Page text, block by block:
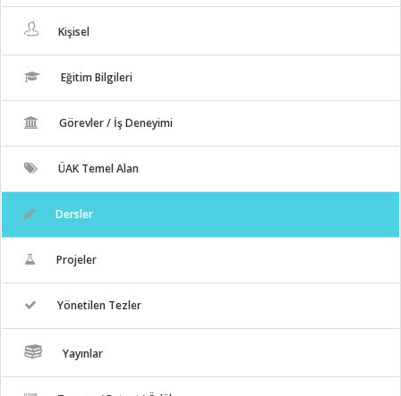
Kişisel
Eğitim Bilgileri
Görevler / İş Deneyimi
ÜAK Temel Alan
Dersler
Projeler
Yönetilen Tezler
Yayınlar